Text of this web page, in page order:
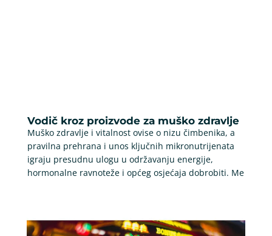
Vodič kroz proizvode za muško zdravlje
Muško zdravlje i vitalnost ovise o nizu čimbenika, a
pravilna prehrana i unos ključnih mikronutrijenata
igraju presudnu ulogu u održavanju energije,
hormonalne ravnoteže i općeg osjećaja dobrobiti. Me